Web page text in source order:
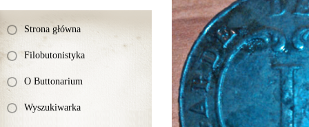
Strona główna
Filobutonistyka
O Buttonarium
Wyszukiwarka